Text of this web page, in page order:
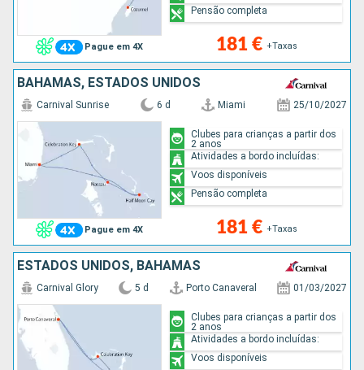
Pague em 4X 181 € +Taxas
Pensão completa
BAHAMAS, ESTADOS UNIDOS
Pague em 4X
Carnival Sunrise 6 d Miami 25/10/2027
181 € +Taxas
Clubes para crianças a partir dos
2 anos
Atividades a bordo incluídas:
Voos disponíveis
Pensão completa
ESTADOS UNIDOS, BAHAMAS
Carnival Glory 5 d Porto Canaveral 01/03/2027
Clubes para crianças a partir dos
2 anos
Atividades a bordo incluídas:
Voos disponíveis